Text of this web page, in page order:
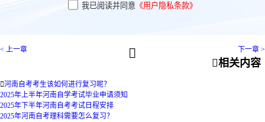
我已阅读并同意 《用户隐私条款》
< 上一章  下一章 >
相关内容
河南自考考生该如何进行复习呢？
2025年上半年河南自学考试毕业申请须知
2025年下半年河南自考考试日程安排
2025年河南自考理科需要怎么复习？